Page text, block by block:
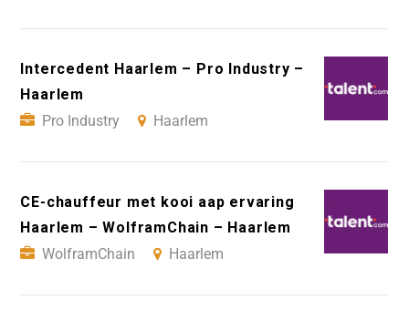
Intercedent Haarlem – Pro Industry –
Haarlem
Pro Industry
Haarlem
CE-chauffeur met kooi aap ervaring
Haarlem – WolframChain – Haarlem
WolframChain
Haarlem